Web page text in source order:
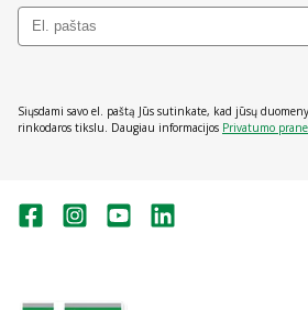
Siųsdami savo el. paštą Jūs sutinkate, kad jūsų
rinkodaros tikslu. Daugiau informacijos Privatumo